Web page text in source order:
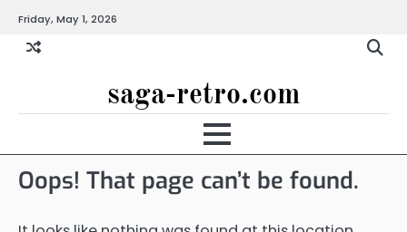
content
Friday, May 1, 2026
saga-retro.com
Oops! That page can’t be found.